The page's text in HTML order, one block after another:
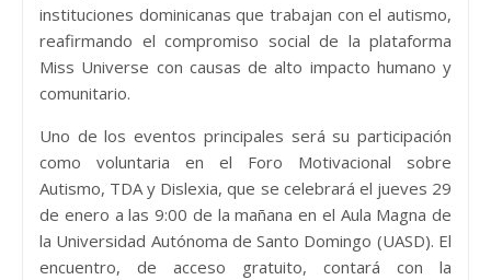
instituciones dominicanas que trabajan con el autismo,
reafirmando el compromiso social de la plataforma
Miss Universe con causas de alto impacto humano y
comunitario.
Uno de los eventos principales será su participación
como voluntaria en el Foro Motivacional sobre
Autismo, TDA y Dislexia, que se celebrará el jueves 29
de enero a las 9:00 de la mañana en el Aula Magna de
la Universidad Autónoma de Santo Domingo (UASD). El
encuentro, de acceso gratuito, contará con la